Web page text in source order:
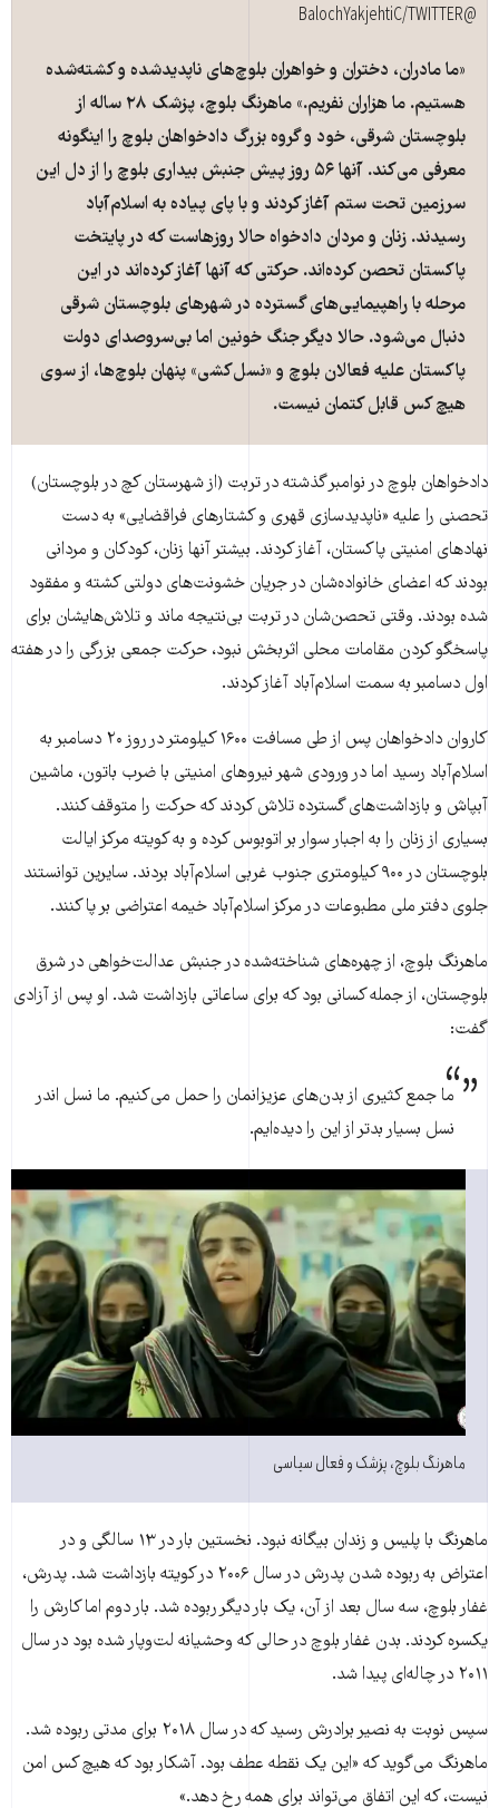
@BalochYakjehtiC/TWITTER
«ما مادران، دختران و خواهران بلوچ‌های ناپدیدشده و کشته‌شده
هستیم. ما هزاران نفریم.» ماهرنگ بلوچ، پزشک ۲۸ ساله از
بلوچستان شرقی، خود و گروه بزرگ دادخواهان بلوچ را اینگونه
معرفی می‌کند. آنها ۵۶ روز پیش جنبش بیداری بلوچ را از دل این
سرزمین تحت ستم آغاز کردند و با پای پیاده به اسلام‌آباد
رسیدند. زنان و مردان دادخواه حالا روزهاست که در پایتخت
پاکستان تحصن کرده‌اند. حرکتی که آنها آغاز کرده‌اند در این
مرحله با راهپیمایی‌های گسترده در شهرهای بلوچستان شرقی
دنبال می‌شود. حالا دیگر جنگ خونین اما بی‌سروصدای دولت
پاکستان علیه فعالان بلوچ و «نسل‌کشی» پنهان بلوچ‌ها، از سوی
هیچ کس قابل کتمان نیست.
دادخواهان بلوچ در نوامبر گذشته در تربت (از شهرستان کچ در بلوچستان)
تحصنی را علیه «ناپدیدسازی قهری و کشتارهای فراقضایی» به دست
نهادهای امنیتی پاکستان، آغاز کردند. بیشتر آنها زنان، کودکان و مردانی
بودند که اعضای خانواده‌شان در جریان خشونت‌های دولتی کشته و مفقود
شده بودند. وقتی تحصن‌شان در تربت بی‌نتیجه ماند و تلاش‌هایشان برای
پاسخگو کردن مقامات محلی اثربخش نبود، حرکت جمعی بزرگی را در هفته
اول دسامبر به سمت اسلام‌آباد آغاز کردند.
کاروان دادخواهان پس از طی مسافت ۱۶۰۰ کیلومتر در روز ۲۰ دسامبر به
اسلام‌آباد رسید اما در ورودی شهر نیروهای امنیتی با ضرب باتون، ماشین
آبپاش و بازداشت‌های گسترده تلاش کردند که حرکت را متوقف کنند.
بسیاری از زنان را به اجبار سوار بر اتوبوس کرده و به کویته مرکز ایالت
بلوچستان در ۹۰۰ کیلومتری جنوب غربی اسلام‌آباد بردند. سایرین توانستند
جلوی دفتر ملی مطبوعات در مرکز اسلام‌آباد خیمه اعتراضی بر پا کنند.
ماهرنگ بلوچ، از چهره‌های شناخته‌شده در جنبش عدالت‌خواهی در شرق
بلوچستان، از جمله کسانی بود که برای ساعاتی بازداشت شد. او پس از آزادی
گفت:
ما جمع کثیری از بدن‌های عزیزانمان را حمل می‌کنیم. ما نسل ‌اندر
نسل بسیار بدتر از این را دیده‌ایم.
ماهرنگ بلوچ، پزشک و فعال سیاسی
ماهرنگ با پلیس و زندان بیگانه نبود. نخستین بار در ۱۳ سالگی و در
اعتراض به ربوده شدن پدرش در سال ۲۰۰۶ در کویته بازداشت شد. پدرش،
غفار بلوچ، سه سال بعد از آن، یک بار دیگر ربوده شد. بار دوم اما کارش را
یکسره کردند. بدن غفار بلوچ در حالی که وحشیانه لت‌وپار شده بود در سال
۲۰۱۱ در چاله‌ای پیدا شد.
سپس نوبت به نصیر برادرش رسید که در سال ۲۰۱۸ برای مدتی ربوده شد.
ماهرنگ می‌گوید که «این یک نقطه عطف بود. آشکار بود که هیچ کس امن
نیست، که این اتفاق می‌تواند برای همه رخ دهد.»